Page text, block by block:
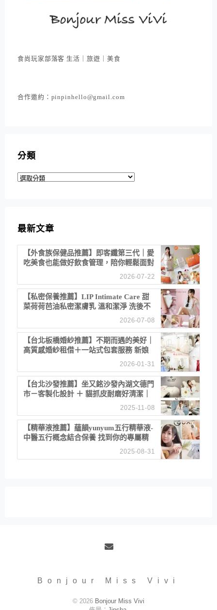
食尚玩家部落客 生活｜旅遊｜美食
合作邀約：pinpinhello@gmail.com
分類
分
最新文章
【外食族保健品推薦】即客纖第三代｜愛
吃美食也能做好飲食管理，陪你輕鬆面對
2026-07-22
【私密保養推薦】LIP Intimate Care 甜
菜荷荷芭油私密潔膚乳 溫和潔淨 洗後不
2026-07-08
【台北板橋婚紗推薦】不期而遇的美好｜
高質感婚紗租借＋一站式包套服務 新娘
2026-01-31
【台北沙發推薦】坐又銘沙發內湖文德門
市－客製化設計 ＋ 貓抓皮耐磨好清潔｜
直營直銷、價格透明 高CP值打造夢想
2025-11-08
【精華液推薦】蘊韻yunyum五行精華液-
中醫五行概念結合保養 找到你的專屬精
華！ 水㊀土㊀就選「潤・賦精華」維持
2025-08-31
Bonjour Miss Vivi
© 2026 Bonjour Miss Vivi